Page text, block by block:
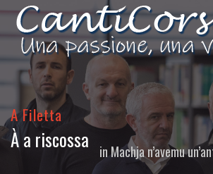
A Filetta
À a riscossa inMachja n’avemu